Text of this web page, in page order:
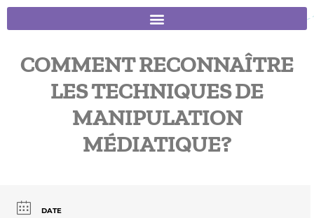
COMMENT RECONNAÎTRE
LES TECHNIQUES DE
MANIPULATION
MÉDIATIQUE?
DATE